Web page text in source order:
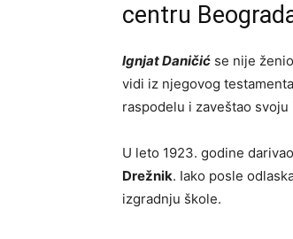
centru
Ignjat Daničić se nije
vidi iz njegovog
raspodelu i zaveštao
U leto 1923. godine
Drežnik. Iako posle
izgradnju škole.